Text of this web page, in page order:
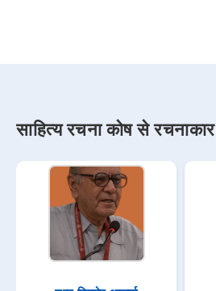
साहित्य रचना कोष से रचनाकार